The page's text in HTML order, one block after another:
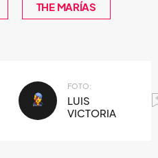
THE MARÍAS
FOTO:
LUIS
VICTORIA